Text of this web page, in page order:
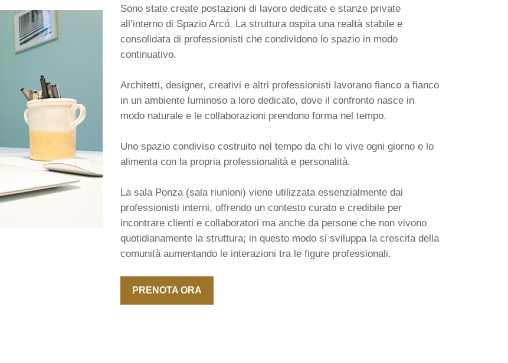
Sono state create postazioni di lavoro dedicate e stanze private
all’interno di Spazio Arcó. La struttura ospita una realtà stabile e
consolidata di professionisti che condividono lo spazio in modo
continuativo.
Architetti, designer, creativi e altri professionisti lavorano fianco a fianco
in un ambiente luminoso a loro dedicato, dove il confronto nasce in
modo naturale e le collaborazioni prendono forma nel tempo.
Uno spazio condiviso costruito nel tempo da chi lo vive ogni giorno e lo
alimenta con la propria professionalità e personalità.
La sala Ponza (sala riunioni) viene utilizzata essenzialmente dai
professionisti interni, offrendo un contesto curato e credibile per
incontrare clienti e collaboratori ma anche da persone che non vivono
quotidianamente la struttura; in questo modo si sviluppa la crescita della
comunità aumentando le interazioni tra le figure professionali.
PRENOTA ORA